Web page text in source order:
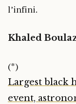
l’infini.
Khaled
(*)
Largest black
event,